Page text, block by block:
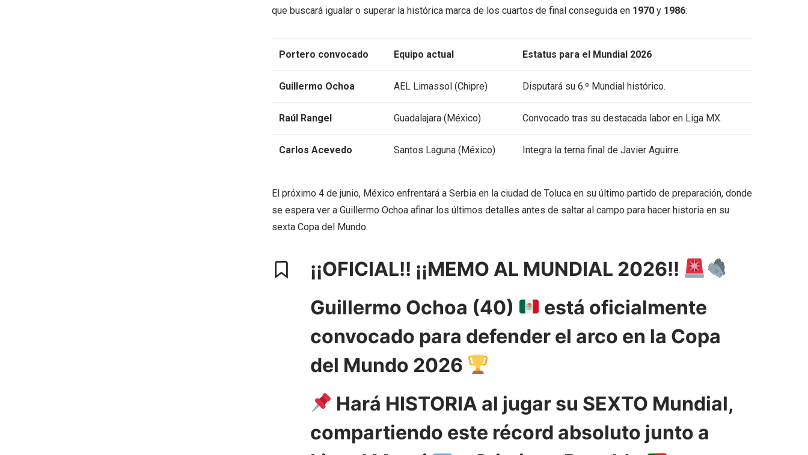
que buscará igualar o superar la histórica marca de los cuartos de final conseguida en 1970 y 1986:
Portero convocado Equipo actual Estatus para el Mundial 2026
Guillermo Ochoa AEL Limassol (Chipre) Disputará su 6.º Mundial histórico.
Raúl Rangel Guadalajara (México) Convocado tras su destacada labor en Liga MX.
Carlos Acevedo Santos Laguna (México) Integra la terna final de Javier Aguirre.
El próximo 4 de junio, México enfrentará a Serbia en la ciudad de Toluca en su último partido de preparación, donde
se espera ver a Guillermo Ochoa afinar los últimos detalles antes de saltar al campo para hacer historia en su
sexta Copa del Mundo.
¡¡OFICIAL!! ¡¡MEMO AL MUNDIAL 2026!!
Guillermo Ochoa (40)
está oficialmente
convocado para defender el arco en la Copa
del Mundo 2026
Hará HISTORIA al jugar su SEXTO Mundial,
compartiendo este récord absoluto junto a